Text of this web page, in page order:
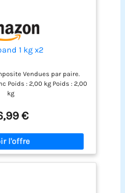
1 kg x2
Vendues par paire.
Poids : 2,00 kg Poids : 2,00
kg
€